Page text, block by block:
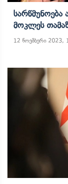
Მოკლეს
12 ნოემბერი 2023,